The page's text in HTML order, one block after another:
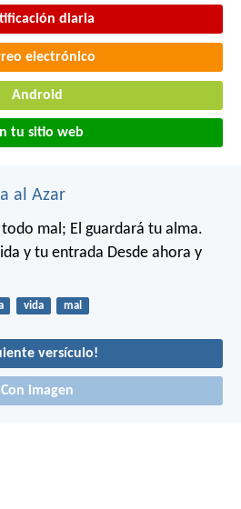
diaria
electrónico
Android
tu sitio web
al Azar
todo mal; El guardará tu alma.
y tu entrada Desde ahora y
vida mal
versículo!
Con imagen